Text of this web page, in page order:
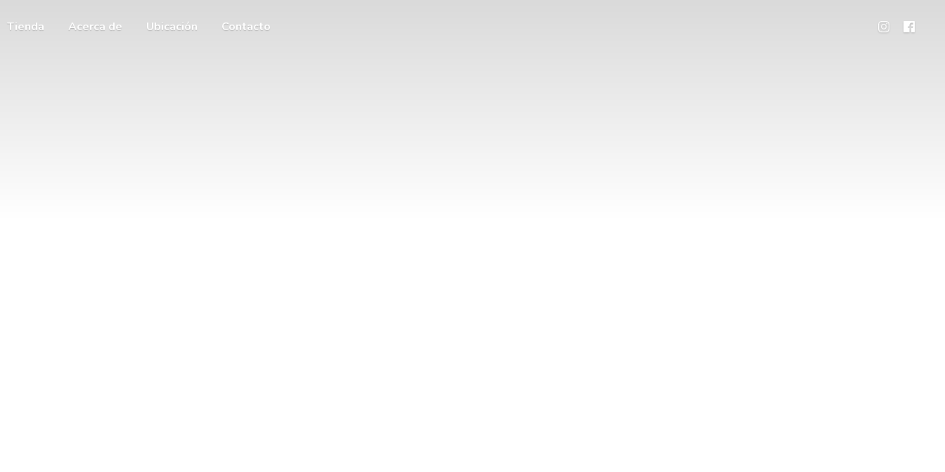
Tienda Acerca de Ubicación Contacto